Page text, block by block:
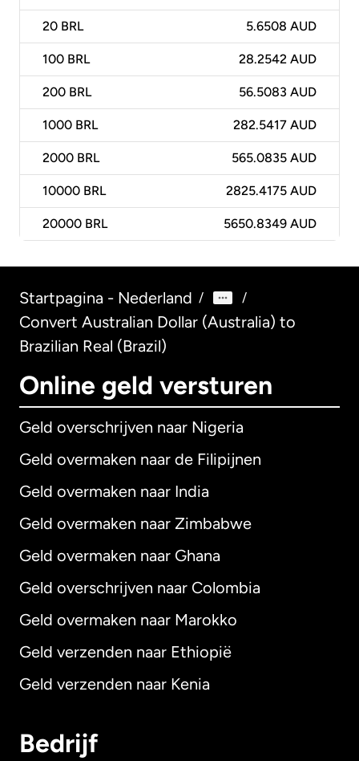
20 BRL 5.6508 AUD
100 BRL 28.2542 AUD
200 BRL 56.5083 AUD
1000 BRL 282.5417 AUD
2000 BRL 565.0835 AUD
10000 BRL 2825.4175 AUD
20000 BRL 5650.8349 AUD
Startpagina - Nederland / /
Convert Australian Dollar (Australia) to
Brazilian Real (Brazil)
Online geld versturen
Geld overschrijven naar Nigeria
Geld overmaken naar de Filipijnen
Geld overmaken naar India
Geld overmaken naar Zimbabwe
Geld overmaken naar Ghana
Geld overschrijven naar Colombia
Geld overmaken naar Marokko
Geld verzenden naar Ethiopië
Geld verzenden naar Kenia
Bedrijf